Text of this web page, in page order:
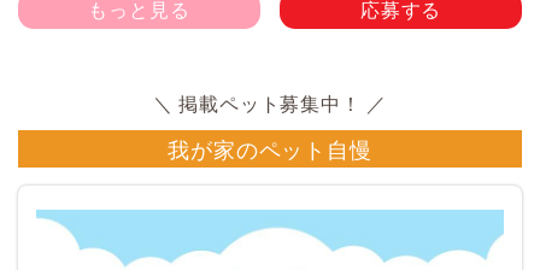
もっと見る 応募する
我が家のペット自慢